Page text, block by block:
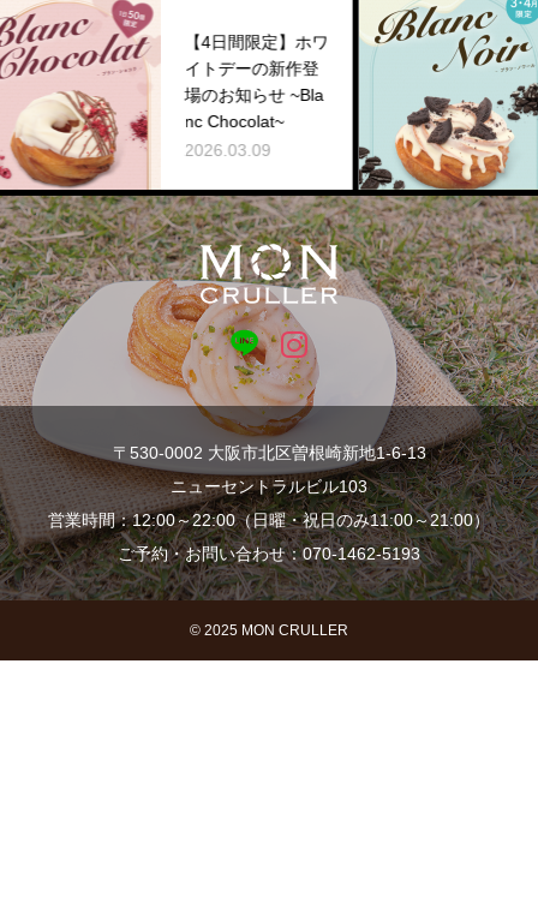
【4日間限定】ホワ
イトデーの新作登
場のお知らせ ~Bla
nc Chocolat~
2026.03.09
【
登
lanc
〒530-0002 大阪市北区曽根崎新地1-6-13
ニューセントラルビル103
営業時間：12:00～22:00（日曜・祝日のみ11:00～21:00）
ご予約・お問い合わせ：070-1462-5193
© 2025 MON CRULLER